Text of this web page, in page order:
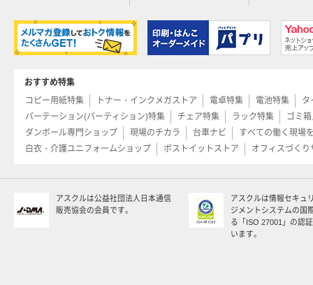
おすすめ特集
コピー用紙特集
トナー・インクメガストア 電卓特集 電池特集
タ
パーテーション(パーティション)特集
チェア特集 ラック特集
ゴミ
ダンボール専門ショップ
現場のチカラ 台車ナビ
すべての働く現場
白衣・介護ユニフォームショップ
ポストイットストア オフィスづくり
アスクルは公益社団法人日本通信
販売協会の会員です。
アスクルは情報セキュ
ジメントシステムの国
る「ISO 27001」の認
います。